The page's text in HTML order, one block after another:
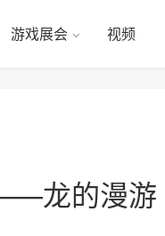
游戏展会 视频
龙的漫游